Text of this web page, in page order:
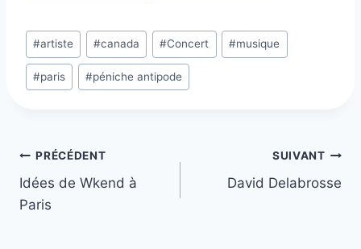
Étiquettes
de
la
#artiste #canada #Concert #musique
#paris #péniche antipode
Navigation
de
PRÉCÉDENT
Idées de Wkend à
Paris
SUIVANT
David Delabrosse